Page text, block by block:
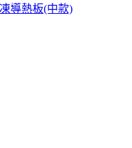
導熱板(中款)